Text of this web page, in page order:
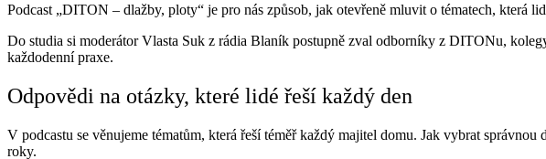
Podcast „DITON – dlažby, ploty“ je pro nás způsob, jak otevřeně mluvit o tématech, která
Do studia si moderátor Vlasta Suk z rádia Blaník postupně zval odborníky z DITONu,
každodenní praxe.
Odpovědi na otázky, které lidé řeší každý den
V podcastu se věnujeme tématům, která řeší téměř každý majitel domu. Jak vybrat
roky.